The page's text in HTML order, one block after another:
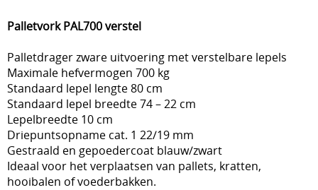
Palletvork PAL700 verstel
Palletdrager zware uitvoering met verstelbare lepels
Maximale hefvermogen 700 kg
Standaard lepel lengte 80 cm
Standaard lepel breedte 74 – 22 cm
Lepelbreedte 10 cm
Driepuntsopname cat. 1 22/19 mm
Gestraald en gepoedercoat blauw/zwart
Ideaal voor het verplaatsen van pallets, kratten,
hooibalen of voederbakken.